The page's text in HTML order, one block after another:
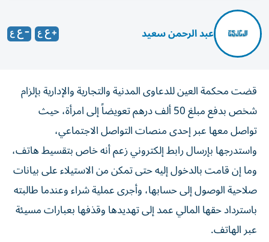
عبد الرحمن سعيد
قضت محكمة العين للدعاوى المدنية والتجارية والإدارية بإلزام
شخص بدفع مبلغ 50 ألف درهم تعويضاً إلى امرأة، حيث
تواصل معها عبر إحدى منصات التواصل الاجتماعي،
واستدرجها بإرسال رابط إلكتروني زعم أنه خاص بتقسيط هاتف،
وما إن قامت بالدخول إليه حتى تمكن من الاستيلاء على بيانات
صلاحية الوصول إلى حسابها، وأجرى عملية شراء وعندما طالبته
باسترداد حقها المالي عمد إلى تهديدها وقذفها بعبارات مسيئة
عبر الهاتف.